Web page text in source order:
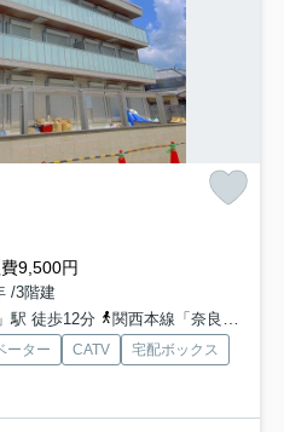
9,500円
/3階建
駅 徒歩12分
関西本線「奈良」駅 徒歩23分
ーター CATV
宅配ボックス